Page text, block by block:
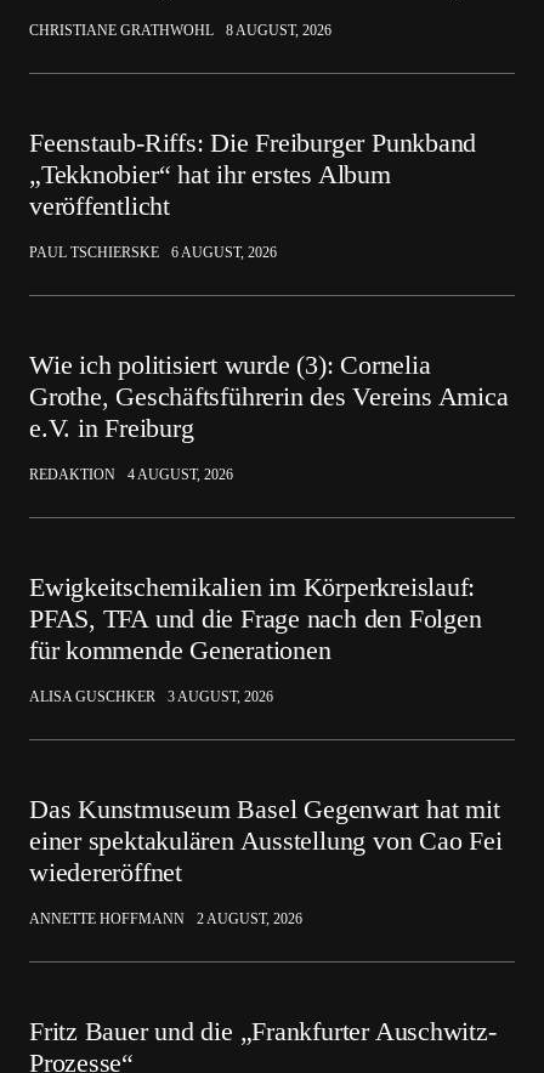
CHRISTIANE GRATHWOHL 8 AUGUST, 2026
Feenstaub-Riffs: Die Freiburger Punkband
„Tekknobier“ hat ihr erstes Album
veröffentlicht
PAUL TSCHIERSKE 6 AUGUST, 2026
Wie ich politisiert wurde (3): Cornelia
Grothe, Geschäftsführerin des Vereins Amica
e.V. in Freiburg
REDAKTION 4 AUGUST, 2026
Ewigkeitschemikalien im Körperkreislauf:
PFAS, TFA und die Frage nach den Folgen
für kommende Generationen
ALISA GUSCHKER 3 AUGUST, 2026
Das Kunstmuseum Basel Gegenwart hat mit
einer spektakulären Ausstellung von Cao Fei
wiedereröffnet
ANNETTE HOFFMANN 2 AUGUST, 2026
Fritz Bauer und die „Frankfurter Auschwitz-
Prozesse“